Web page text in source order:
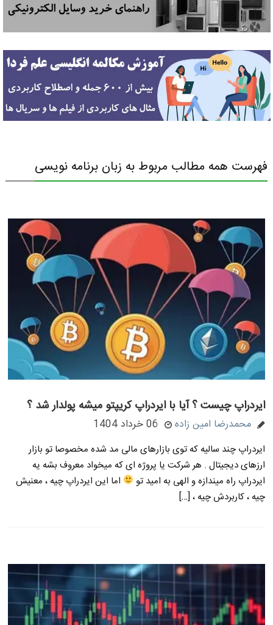
فهرست همه مطالب مربوط به زبان برنامه نویسی
ایردراپ چیست ؟ آیا با ایردراپ کریپتو میشه پولدار شد ؟
محمدرضا امین زاده 06 خرداد 1404
ایردراپ چند سالیه که توی بازارهای مالی مد شده مخصوصا تو بازار
ارزهای دیجیتال . هر شرکت یا پروژه ای که میخواد معروف بشه یه
ایردراپ راه میندازه و الهی به امید تو
اما این ایردراپ چیه ، معنیش
چیه ، کاربردش چیه ، […]